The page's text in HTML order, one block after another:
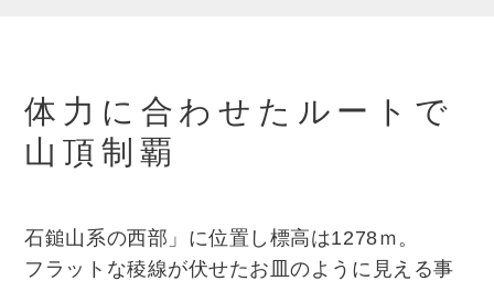
体力に合わせたルートで
山頂制覇
石鎚山系の西部」に位置し標高は1278ｍ。
フラットな稜線が伏せたお皿のように見える事